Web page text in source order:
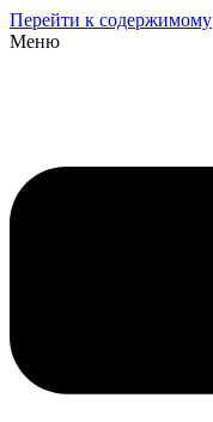
Перейти к содержимому
Меню